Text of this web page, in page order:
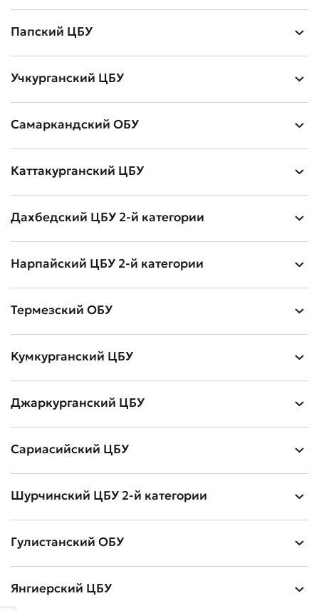
Оцените качество обслуживания
Папский ЦБУ
Учкурганский ЦБУ
Самаркандский ОБУ
Каттакурганский ЦБУ
Дахбедский ЦБУ 2-й категории
Нарпайский ЦБУ 2-й категории
Термезский ОБУ
Кумкурганский ЦБУ
Джаркурганский ЦБУ
Сариасийский ЦБУ
Шурчинский ЦБУ 2-й категории
Гулистанский ОБУ
Янгиерский ЦБУ